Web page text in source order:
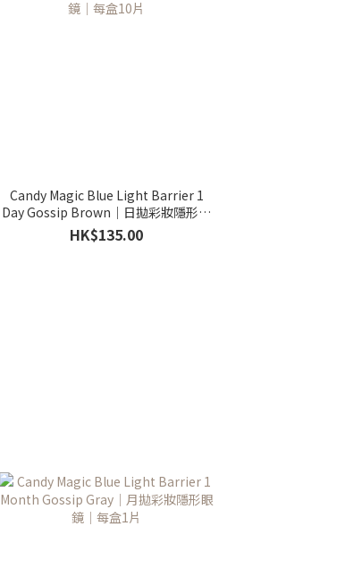
Candy Magic Blue Light Barrier 1
Day Gossip Brown｜日拋彩妝隱形眼
鏡｜每盒10片
HK$135.00